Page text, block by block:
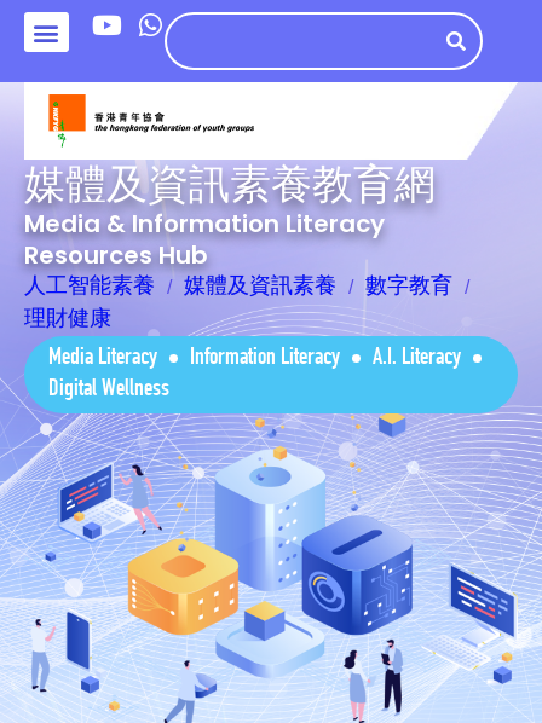
媒體及資訊素養教育網
Media & Information Literacy
Resources Hub
人工智能素養 媒體及資訊素養
數字教育
理財健康
Media Literacy Information Literacy
A.I. Literacy
Digital Wellness